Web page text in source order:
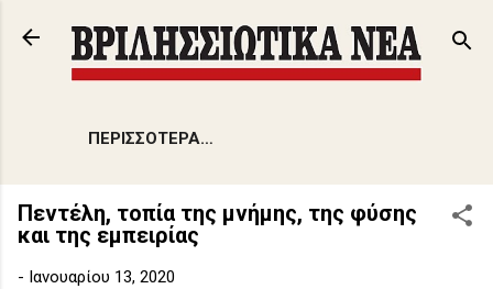
Μετάβαση στο κύριο περιεχόμενο
ΠΕΡΙΣΣΌΤΕΡΑ…
Πεντέλη, τοπία της μνήμης, της φύσης
και της εμπειρίας
- Ιανουαρίου 13, 2020